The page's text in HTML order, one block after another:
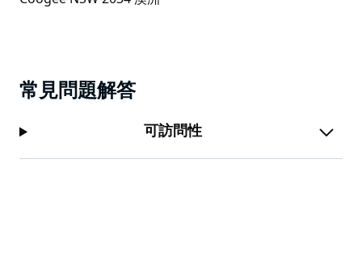
常見問題解答
可訪問性